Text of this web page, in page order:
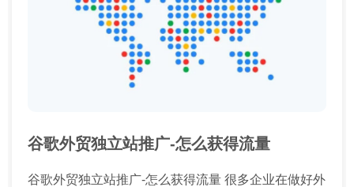
谷歌外贸独立站推广-怎么获得流量
谷歌外贸独立站推广-怎么获得流量 很多企业在做好外